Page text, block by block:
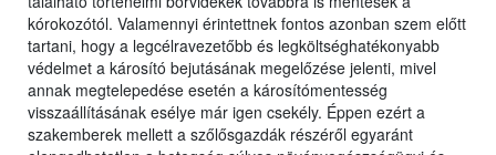
kórokozótól. Valamennyi érintettnek fontos azonban szem előtt
tartani, hogy a legcélravezetőbb és legköltséghatékonyabb
védelmet a károsító bejutásának megelőzése jelenti, mivel
annak megtelepedése esetén a károsítómentesség
visszaállításának esélye már igen csekély. Éppen ezért a
szakemberek mellett a szőlősgazdák részéről egyaránt